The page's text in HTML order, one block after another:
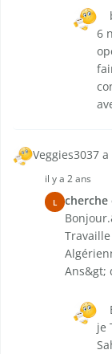
6
Veggies3037
il y a 2 ans
L
Ans&gt;
je